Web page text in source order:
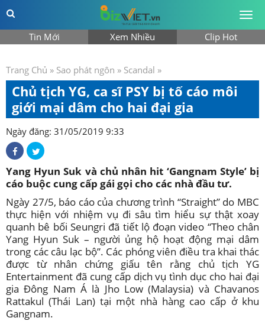
Tin Mới Xem Nhiều Clip Hot
Trang Chủ » Sao phát ngôn » Scandal »
Chủ tịch YG, ca sĩ PSY bị tố cáo môi
giới mại dâm cho hai đại gia
Ngày đăng: 31/05/2019 9:33
Yang Hyun Suk và chủ nhân hit ‘Gangnam Style’ bị
cáo buộc cung cấp gái gọi cho các nhà đầu tư.
Ngày 27/5, báo cáo của chương trình “Straight” do MBC
thực hiện với nhiệm vụ đi sâu tìm hiểu sự thật xoay
quanh bê bối Seungri đã tiết lộ đoạn video “Theo chân
Yang Hyun Suk – người ủng hộ hoạt động mại dâm
trong các câu lạc bộ”. Các phóng viên điều tra khai thác
được từ nhân chứng giấu tên rằng chủ tịch YG
Entertainment đã cung cấp dịch vụ tình dục cho hai đại
gia Đông Nam Á là Jho Low (Malaysia) và Chavanos
Rattakul (Thái Lan) tại một nhà hàng cao cấp ở khu
Gangnam.